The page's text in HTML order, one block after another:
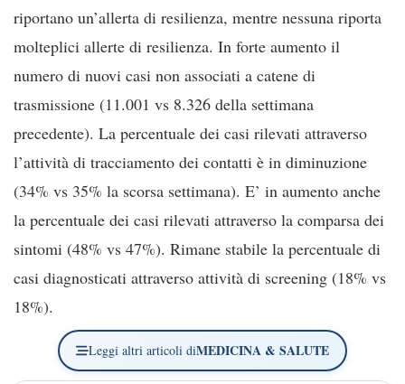
riportano un’allerta di resilienza, mentre nessuna riporta
molteplici allerte di resilienza. In forte aumento il
numero di nuovi casi non associati a catene di
trasmissione (11.001 vs 8.326 della settimana
precedente). La percentuale dei casi rilevati attraverso
l’attività di tracciamento dei contatti è in diminuzione
(34% vs 35% la scorsa settimana). E’ in aumento anche
la percentuale dei casi rilevati attraverso la comparsa dei
sintomi (48% vs 47%). Rimane stabile la percentuale di
casi diagnosticati attraverso attività di screening (18% vs
18%).
Leggi altri articoli diMEDICINA & SALUTE